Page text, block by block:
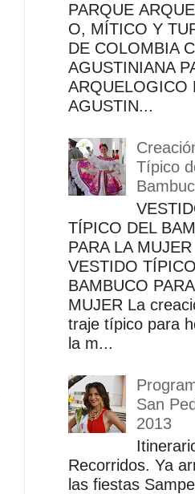
PARQUE
O, MÍTICO Y
DE COLOMBIA
AGUSTINIANA
ARQUELOGICO
AGUSTIN...
Típico
TÍPICO DEL
PARA LA MUJER
VESTIDO
BAMBUCO
MUJER La
traje típico para
la m...
San
2013
Recorridos. Ya
las fiestas